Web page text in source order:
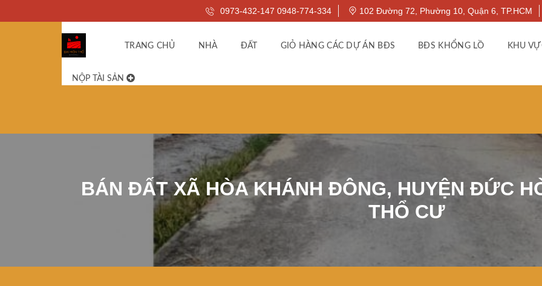
0973-432-147 0948-774-334 102 Đường 72, Phường 10, Quận 6, TP.HCM
TRANG CHỦ NHÀ ĐẤT GIỎ HÀNG CÁC DỰ ÁN BĐS BĐS KHỔNG LỒ KHU
NỘP TÀI SẢN
BÁN ĐẤT XÃ HÒA KHÁNH ĐÔNG, HUYỆN ĐỨC
THỔ CƯ